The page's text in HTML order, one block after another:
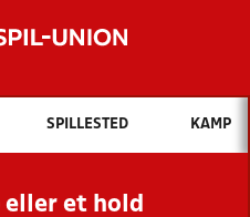
Hvad vil du søge efter?
OG NYHEDER
KLUBBER OG
SPILLESTED KAMP
eller et hold